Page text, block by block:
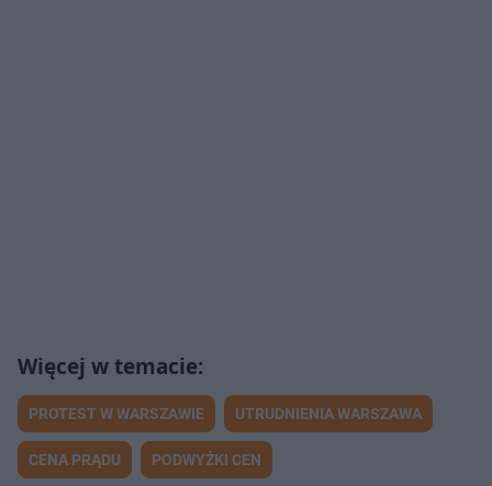
PROTEST W WARSZAWIE UTRUDNIENIA WARSZAWA
CENA PRĄDU PODWYŻKI CEN